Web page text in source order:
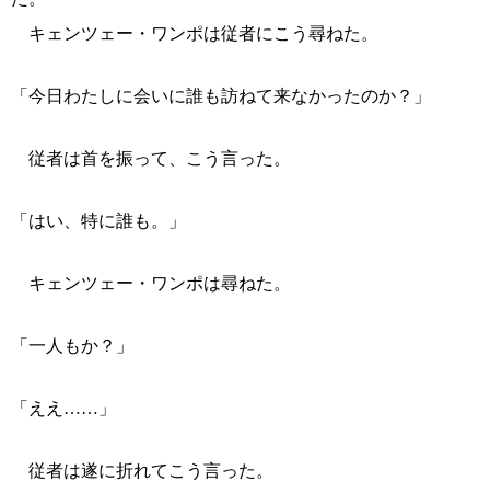
キェンツェー・ワンポは従者にこう尋ねた。
「今日わたしに会いに誰も訪ねて来なかったのか？」
従者は首を振って、こう言った。
「はい、特に誰も。」
キェンツェー・ワンポは尋ねた。
「一人もか？」
「ええ……」
従者は遂に折れてこう言った。